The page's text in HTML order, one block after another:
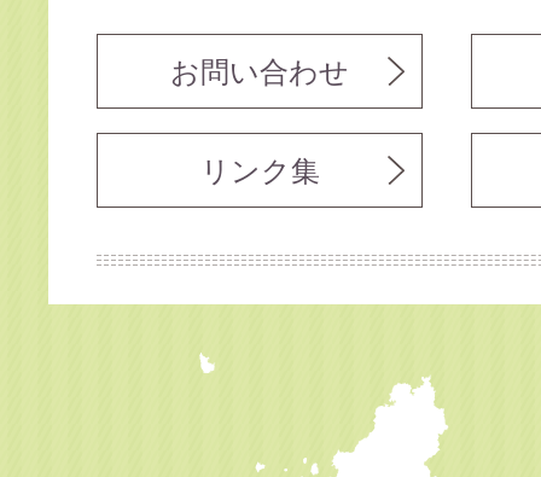
お問い合わせ
リンク集